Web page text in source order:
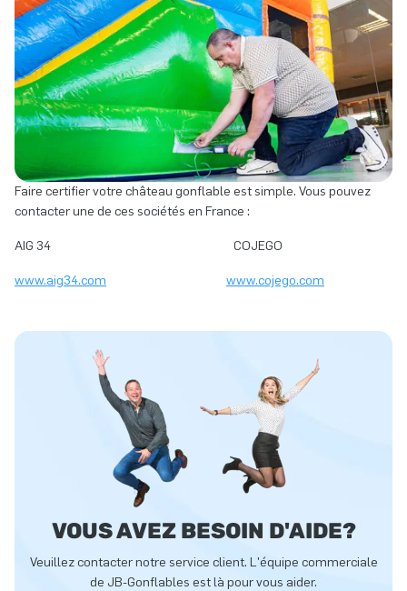
Faire certifier votre château gonflable est simple. Vous pouvez
contacter une de ces sociétés en France :
AIG 34 COJEGO
www.aig34.com www.cojego.com
VOUS AVEZ BESOIN D'AIDE?
Veuillez contacter notre service client. L'équipe commerciale
de JB-Gonflables est là pour vous aider.